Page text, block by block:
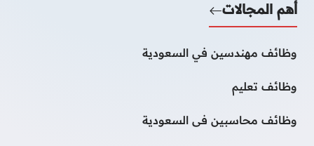
أهم المجالات
وظائف مهندسين في السعودية
وظائف تعليم
وظائف محاسبين فى السعودية